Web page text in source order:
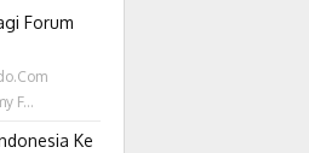
Forum
F...
Ke